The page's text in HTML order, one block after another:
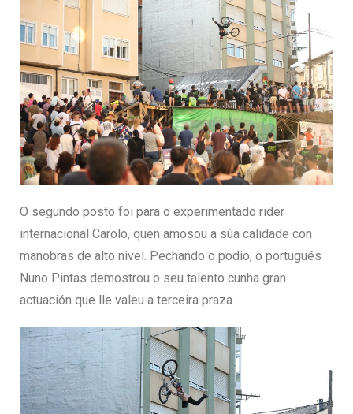
O segundo posto foi para o experimentado rider
internacional Carolo, quen amosou a súa calidade con
manobras de alto nivel. Pechando o podio, o portugués
Nuno Pintas demostrou o seu talento cunha gran
actuación que lle valeu a terceira praza.